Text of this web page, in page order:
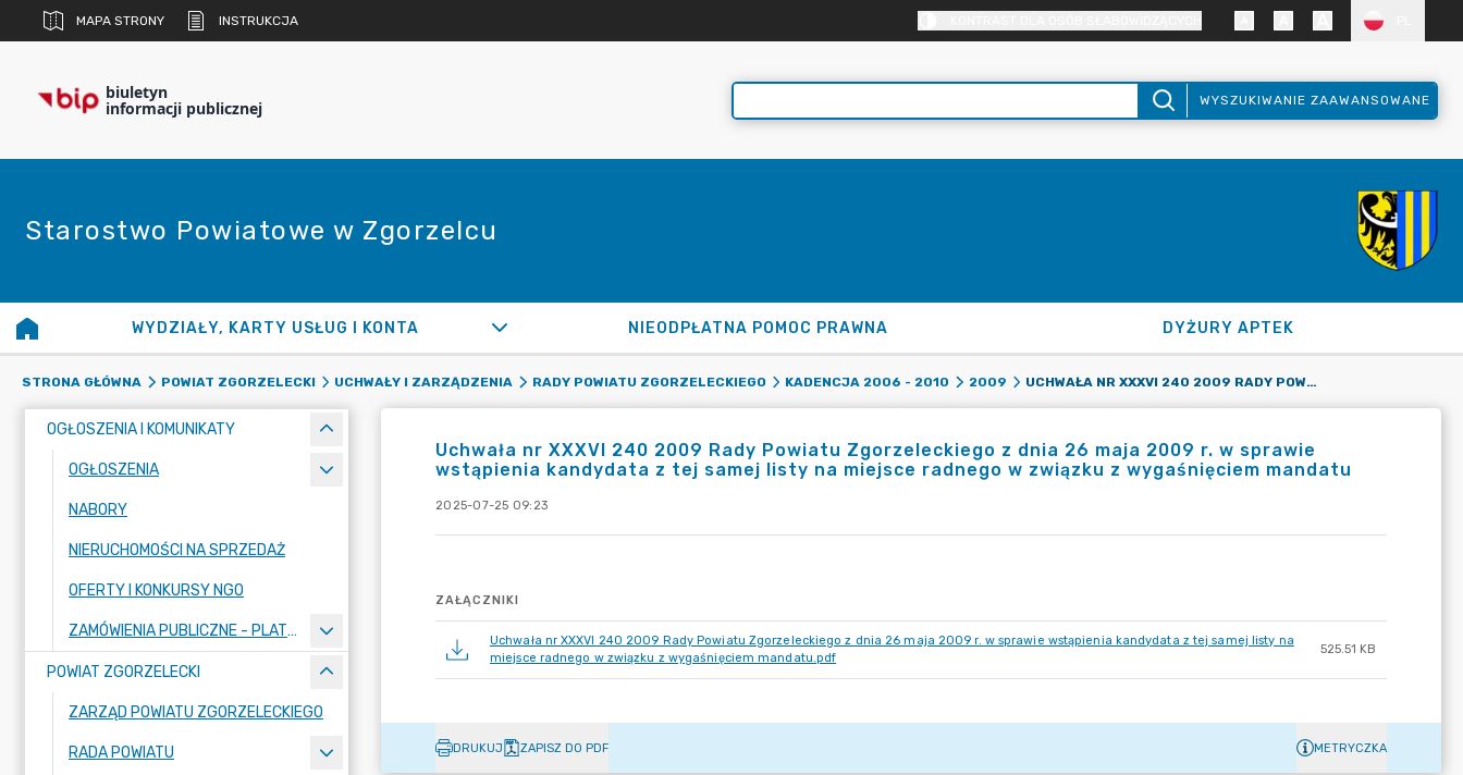
MAPA STRONY INSTRUKCJA
biuletyn
informacji publicznej WYSZUKIWANIE ZAAWANSOWANE
Starostwo Powiatowe w Zgorzelcu
WYDZIAŁY, KARTY USŁUG I KONTA NIEODPŁATNA POMOC PRAWNA DYŻURY APTEK
STRONA GŁÓWNA POWIAT ZGORZELECKI UCHWAŁY I ZARZĄDZENIA RADY POWIATU ZGORZELECKIEGO KADENCJA 2006 - 2010 2009 UCHWAŁA NR XXXVI 240 2009 RADY POWIATU ZGORZELECKIEGO Z DNIA 26 MAJA 2009 R. W SPRAWIE WSTĄPIENIA KANDYDATA Z TEJ SAMEJ LISTY NA MIEJSCE RADNEGO W ZWIĄZKU Z WYGAŚNIĘCIEM MANDATU
OGŁOSZENIA I KOMUNIKATY
OGŁOSZENIA
NABORY
NIERUCHOMOŚCI NA SPRZEDAŻ
OFERTY I KONKURSY NGO
ZAMÓWIENIA PUBLICZNE - PLATFORMA ZAKUPOWA
POWIAT ZGORZELECKI
ZARZĄD POWIATU ZGORZELECKIEGO
RADA POWIATU
Uchwała nr XXXVI 240 2009 Rady Powiatu Zgorzeleckiego z dnia 26 maja 2009 r. w sprawie
wstąpienia kandydata z tej samej listy na miejsce radnego w związku z wygaśnięciem mandatu
2025-07-25 09:23
ZAŁĄCZNIKI
Uchwała nr XXXVI 240 2009 Rady Powiatu Zgorzeleckiego z dnia 26 maja 2009 r. w sprawie wstąpienia kandydata z tej samej listy na
miejsce radnego w związku z wygaśnięciem mandatu.pdf
525.51 KB
DRUKUJ ZAPISZ DO PDF METRYCZKA